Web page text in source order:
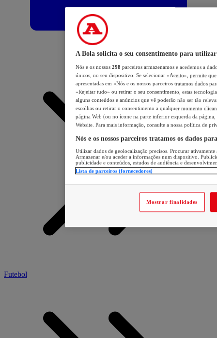
Futebol
A Bola solicita o seu consentimento para utilizar
Nós e os nossos 298 parceiros armazenamos e acedemos a
únicos, no seu dispositivo. Se selecionar «Aceito», permite
apresentadas em «Nós e os nossos parceiros tratamos dados
«Rejeitar tudo» ou retirar o seu consentimento, estas
alguns conteúdos e anúncios que vê poderão não ser tão
escolhas ou retirar o consentimento a qualquer momento
página Web (ou no ícone na parte inferior esquerda da página,
Website. Para mais informação, consulte a nossa política de
Nós e os nossos parceiros tratamos os dados
Utilizar dados de geolocalização precisos. Procurar
Armazenar e/ou aceder a informações num dispositivo.
publicidade e conteúdos, estudos de audiência e
Lista de parceiros (fornecedores)
Mostrar finalidades